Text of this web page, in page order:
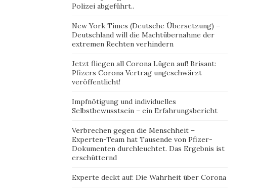
Polizei abgeführt..
New York Times (Deutsche Übersetzung) –
Deutschland will die Machtübernahme der
extremen Rechten verhindern
Jetzt fliegen all Corona Lügen auf! Brisant:
Pfizers Corona Vertrag ungeschwärzt
veröffentlicht!
Impfnötigung und individuelles
Selbstbewusstsein – ein Erfahrungsbericht
Verbrechen gegen die Menschheit –
Experten-Team hat Tausende von Pfizer-
Dokumenten durchleuchtet. Das Ergebnis ist
erschütternd
Experte deckt auf: Die Wahrheit über Corona